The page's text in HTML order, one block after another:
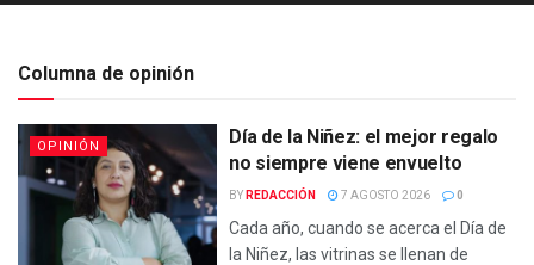
Columna de opinión
OPINIÓN
Día de la Niñez: el mejor regalo
no siempre viene envuelto
BY REDACCIÓN 7 AGOSTO 2026 0
Cada año, cuando se acerca el Día de
la Niñez, las vitrinas se llenan de